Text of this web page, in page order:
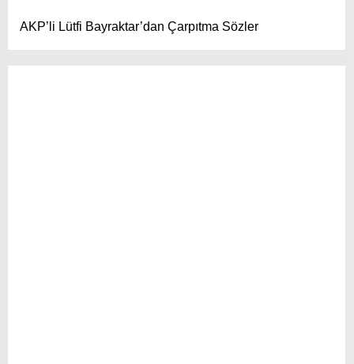
AKP’li Lütfi Bayraktar’dan Çarpıtma Sözler